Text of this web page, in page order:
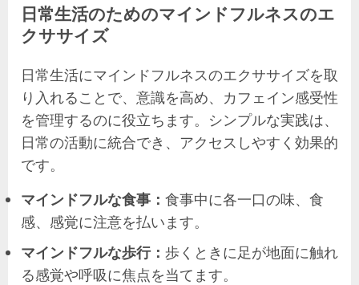
日常生活のためのマインドフルネスのエ
クササイズ
日常生活にマインドフルネスのエクササイズを取
り入れることで、意識を高め、カフェイン感受性
を管理するのに役立ちます。シンプルな実践は、
日常の活動に統合でき、アクセスしやすく効果的
です。
マインドフルな食事： 食事中に各一口の味、食
感、感覚に注意を払います。
マインドフルな歩行： 歩くときに足が地面に触れ
る感覚や呼吸に焦点を当てます。